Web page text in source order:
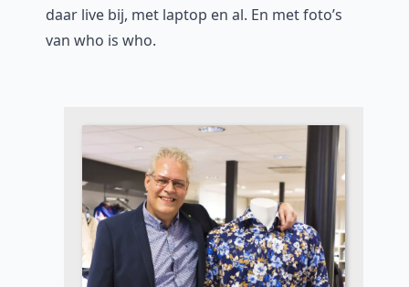
daar live bij, met laptop en al. En met foto’s
van who is who.